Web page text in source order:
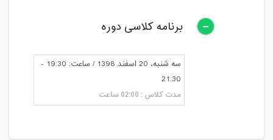
برنامه کلاسی دوره
سه شنبه، 20 اسفند 1398 / ساعت: 19:30 -
21:30
مدت کلاس : 02:00 ساعت